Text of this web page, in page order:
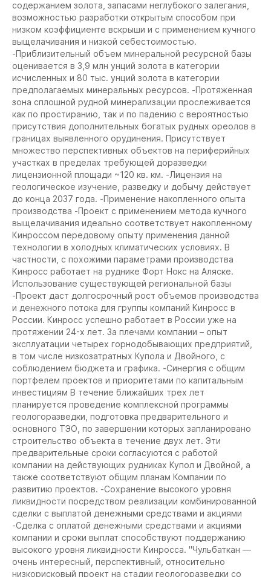
содержанием золота, запасами неглубокого залегания,
возможностью разработки открытым способом при
низком коэффициенте вскрыши и с применением кучного
выщелачивания и низкой себестоимостью.
-Приблизительный объем минеральной ресурсной базы
оценивается в 3,9 млн унций золота в категории
исчисленных и 80 тыс. унций золота в категории
предполагаемых минеральных ресурсов. -Протяженная
зона сплошной рудной минерализации прослеживается
как по простиранию, так и по падению с вероятностью
присутствия дополнительных богатых рудных ореолов в
границах выявленного орудинения. Присутствует
множество перспективных объектов на периферийных
участках в пределах требующей доразведки
лицензионной площади ~120 кв. км. -Лицензия на
геологическое изучение, разведку и добычу действует
до конца 2037 года. -Применение накопленного опыта
производства -Проект с применением метода кучного
выщелачивания идеально соответствует накопленному
Кинроссом передовому опыту применения данной
технологии в холодных климатических условиях. В
частности, с похожими параметрами производства
Кинросс работает на руднике Форт Нокс на Аляске.
Использование существующей региональной базы
-Проект даст долгосрочный рост объемов производства
и денежного потока для группы компаний Кинросс в
России. Кинросс успешно работает в России уже на
протяжении 24-х лет. За плечами компании – опыт
эксплуатации четырех горнодобывающих предприятий,
в том числе низкозатратных Купола и Двойного, с
соблюдением бюджета и графика. -Синергия с общим
портфелем проектов и приоритетами по капитальным
инвестициям В течение ближайших трех лет
планируется проведение комплексной программы
геологоразведки, подготовка предварительного и
основного ТЭО, по завершении которых запланировано
строительство объекта в течение двух лет. Эти
предварительные сроки согласуются с работой
компании на действующих рудниках Купол и Двойной, а
также соответствуют общим планам Компании по
развитию проектов. -Сохранение высокого уровня
ликвидности посредством реализации комбинированной
сделки с выплатой денежными средствами и акциями
-Сделка с оплатой денежными средствами и акциями
компании и сроки выплат способствуют поддержанию
высокого уровня ликвидности Кинросса. "Чульбаткан —
очень интересный, перспективный, относительно
низкорисковый проект на стадии геологоразведки со